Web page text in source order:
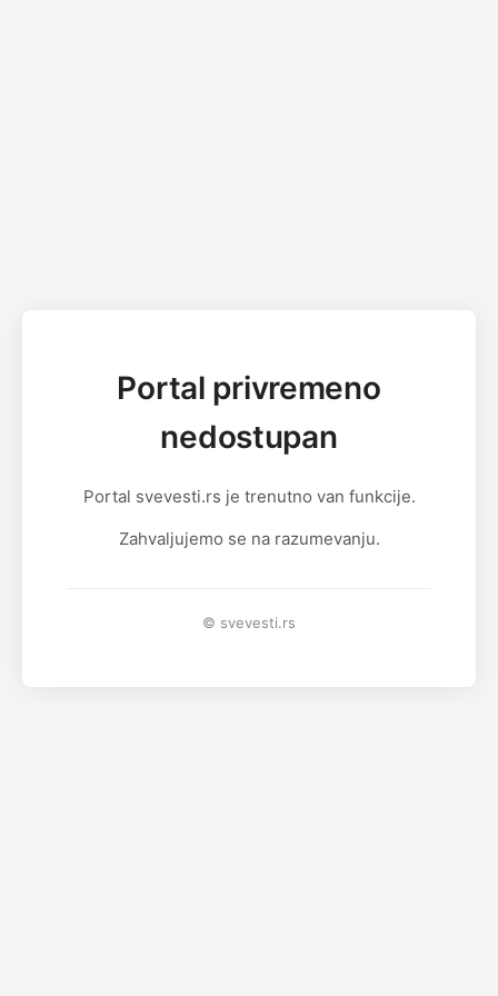
Portal privremeno
nedostupan
Portal svevesti.rs je trenutno van funkcije.
Zahvaljujemo se na razumevanju.
© svevesti.rs